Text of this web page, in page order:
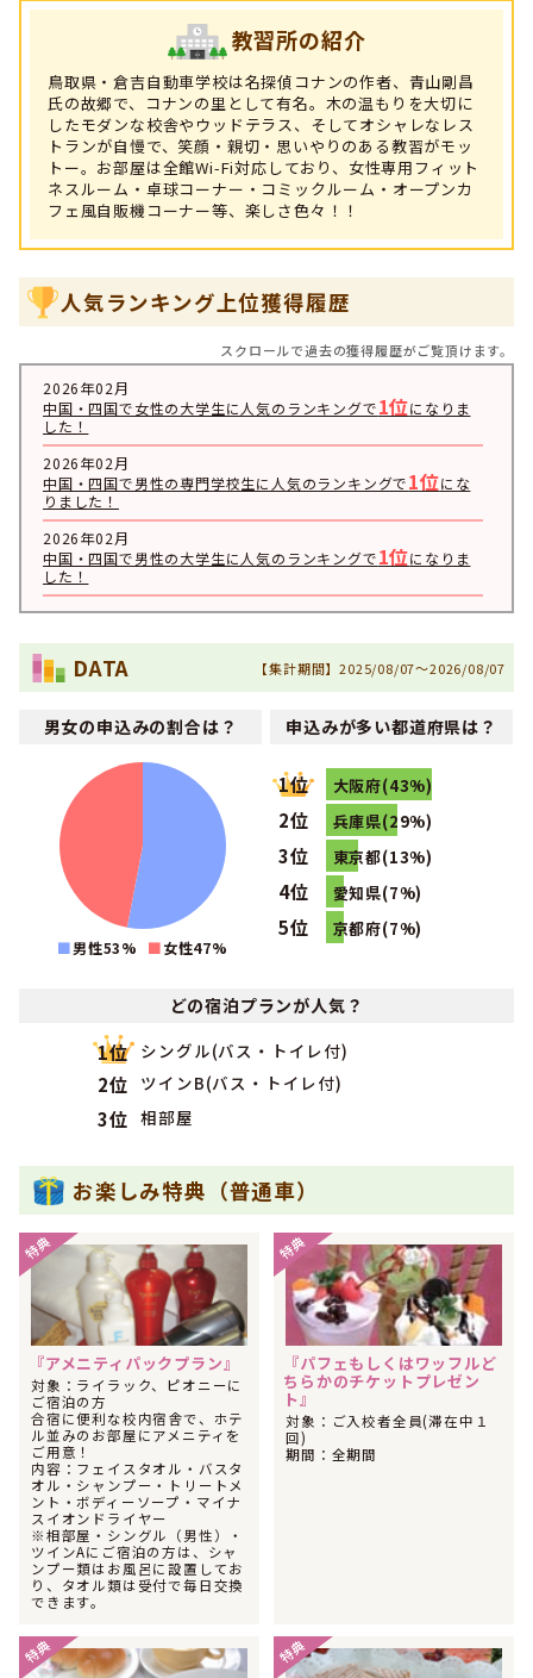
教習所の紹介
鳥取県・倉吉自動車学校は名探偵コナンの作者、青山剛昌
氏の故郷で、コナンの里として有名。木の温もりを大切に
したモダンな校舎やウッドテラス、そしてオシャレなレス
トランが自慢で、笑顔・親切・思いやりのある教習がモッ
トー。お部屋は全館Wi-Fi対応しており、女性専用フィット
ネスルーム・卓球コーナー・コミックルーム・オープンカ
フェ風自販機コーナー等、楽しさ色々！！
人気ランキング上位獲得履歴
スクロールで過去の獲得履歴がご覧頂けます。
2026年02月
中国・四国で女性の大学生に人気のランキングで1位になりま
した！
2026年02月
中国・四国で男性の専門学校生に人気のランキングで1位にな
りました！
2026年02月
中国・四国で男性の大学生に人気のランキングで1位になりま
した！
2026年02月
2026年02月
中国・四国で大学生に人気のランキングで1位になりました！
2026年02月
2026年01月
中国・四国で男性の専門学校生に人気のランキングで1位
りました！
2024年09月
中国・四国で男性の高校生に人気のランキングで
1位
した！
2024年09月
中国・四国で社会人に人気のランキングで 1位
中国・四国で高校生に人気のランキングで1位
2024年08月
中国・四国で男性の社会人に人気のランキングで
2024年08月
2024年07月
中国・四国で女性の社会人に人気のランキングで
した！
2024年07月
中国・四国で女性の大学生に人気のランキングで1位になりま
した！
2024年07月
中国・四国で女性の高校生に人気のランキングで1位になりま
した！
2024年07月
中国・四国で女性に人気のランキングで 1位になりました！
2024年07月
中国・四国でフリーターに人気のランキングで
た！
2024年07月
中国・四国で社会人に人気のランキングで
2024年07月
中国・四国で高校生に人気のランキングで
2024年06月
中国・四国で女性のその他に人気のランキングで1位になりま
DATA 【集計期間】2025/08/07～2026/08/07
男女の申込みの割合は？
男性53% 女性47%
申込みが多い都道府県は？
1位 大阪府(43%)
2位 兵庫県(29%)
3位 東京都(13%)
4位 愛知県(7%)
5位 京都府(7%)
どの宿泊プランが人気？
1位 シングル(バス・トイレ付)
2位 ツインB(バス・トイレ付)
3位 相部屋
お楽しみ特典（普通車）
特典
『アメニティパックプラン』
対象：ライラック、ピオニーに
ご宿泊の方
合宿に便利な校内宿舎で、ホテ
ル並みのお部屋にアメニティを
ご用意！
内容：フェイスタオル・バスタ
オル・シャンプー・トリートメ
ント・ボディーソープ・マイナ
スイオンドライヤー
※相部屋・シングル（男性）・
ツインAにご宿泊の方は、シャ
ンプー類はお風呂に設置してお
り、タオル類は受付で毎日交換
できます。
特典
『パフェもしくはワッフルど
ちらかのチケットプレゼン
ト』
対象：ご入校者全員(滞在中１
回)
期間：全期間
特典 特典